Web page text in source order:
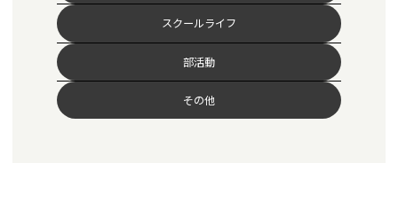
スクールライフ
部活動
その他